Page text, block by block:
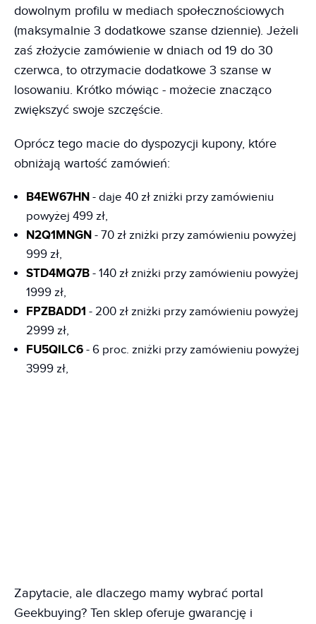
dowolnym profilu w mediach społecznościowych
(maksymalnie 3 dodatkowe szanse dziennie). Jeżeli
zaś złożycie zamówienie w dniach od 19 do 30
czerwca, to otrzymacie dodatkowe 3 szanse w
losowaniu. Krótko mówiąc - możecie znacząco
zwiększyć swoje szczęście.
Oprócz tego macie do dyspozycji kupony, które
obniżają wartość zamówień:
B4EW67HN - daje 40 zł zniżki przy zamówieniu
powyżej 499 zł,
N2Q1MNGN - 70 zł zniżki przy zamówieniu powyżej
999 zł,
STD4MQ7B - 140 zł zniżki przy zamówieniu powyżej
1999 zł,
FPZBADD1 - 200 zł zniżki przy zamówieniu powyżej
2999 zł,
FU5QILC6 - 6 proc. zniżki przy zamówieniu powyżej
3999 zł,
Zapytacie, ale dlaczego mamy wybrać portal
Geekbuying? Ten sklep oferuje gwarancję i